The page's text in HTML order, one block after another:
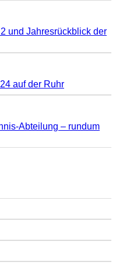
und Jahresrückblick der
auf der Ruhr
Abteilung – rundum